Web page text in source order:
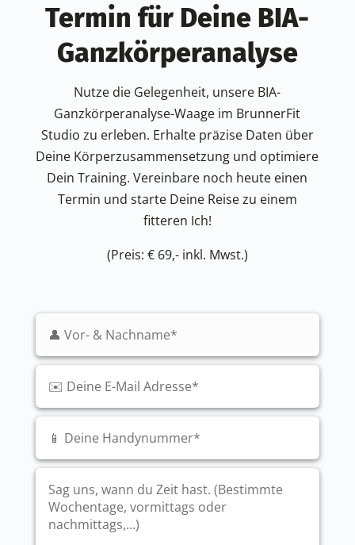
Termin für Deine BIA-
Ganzkörperanalyse
Nutze die Gelegenheit, unsere BIA-
Ganzkörperanalyse-Waage im BrunnerFit
Studio zu erleben. Erhalte präzise Daten über
Deine Körperzusammensetzung und optimiere
Dein Training. Vereinbare noch heute einen
Termin und starte Deine Reise zu einem
fitteren Ich!
(Preis: € 69,- inkl. Mwst.)